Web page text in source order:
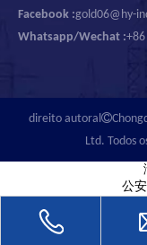
Facebook :gold06@hy-
Whatsapp/Wechat :
direito autoral 
Ltd. Todos
公